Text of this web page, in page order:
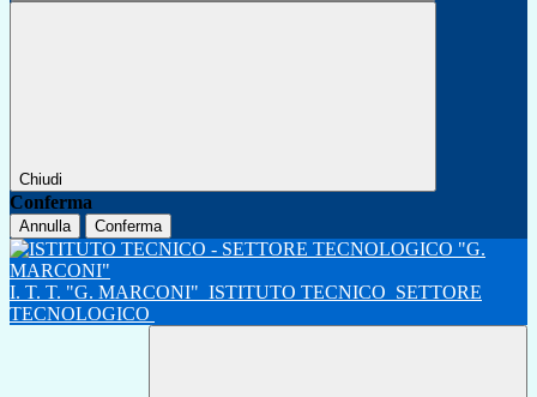
Chiudi
Conferma
Annulla Conferma
I. T. T. "G. MARCONI" ISTITUTO TECNICO SETTORE
TECNOLOGICO